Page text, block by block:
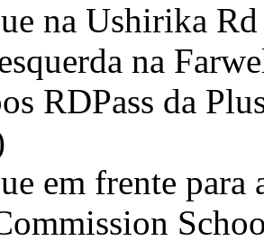
na Ushirika Rd
na
RDPass da
em frente para